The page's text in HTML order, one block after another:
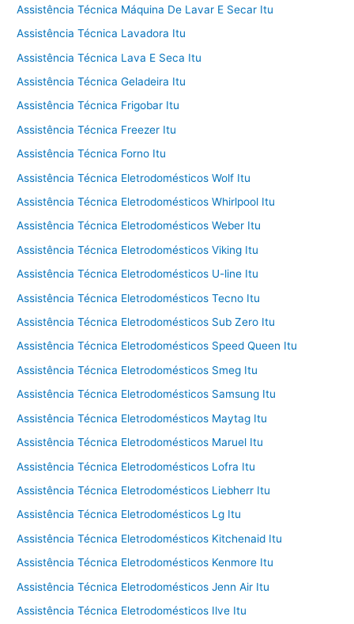
Assistência Técnica Máquina De Lavar E Secar Itu
Assistência Técnica Lavadora Itu
Assistência Técnica Lava E Seca Itu
Assistência Técnica Geladeira Itu
Assistência Técnica Frigobar Itu
Assistência Técnica Freezer Itu
Assistência Técnica Forno Itu
Assistência Técnica Eletrodomésticos Wolf Itu
Assistência Técnica Eletrodomésticos Whirlpool Itu
Assistência Técnica Eletrodomésticos Weber Itu
Assistência Técnica Eletrodomésticos Viking Itu
Assistência Técnica Eletrodomésticos U-line Itu
Assistência Técnica Eletrodomésticos Tecno Itu
Assistência Técnica Eletrodomésticos Sub Zero Itu
Assistência Técnica Eletrodomésticos Speed Queen Itu
Assistência Técnica Eletrodomésticos Smeg Itu
Assistência Técnica Eletrodomésticos Samsung Itu
Assistência Técnica Eletrodomésticos Maytag Itu
Assistência Técnica Eletrodomésticos Maruel Itu
Assistência Técnica Eletrodomésticos Lofra Itu
Assistência Técnica Eletrodomésticos Liebherr Itu
Assistência Técnica Eletrodomésticos Lg Itu
Assistência Técnica Eletrodomésticos Kitchenaid Itu
Assistência Técnica Eletrodomésticos Kenmore Itu
Assistência Técnica Eletrodomésticos Jenn Air Itu
Assistência Técnica Eletrodomésticos Ilve Itu